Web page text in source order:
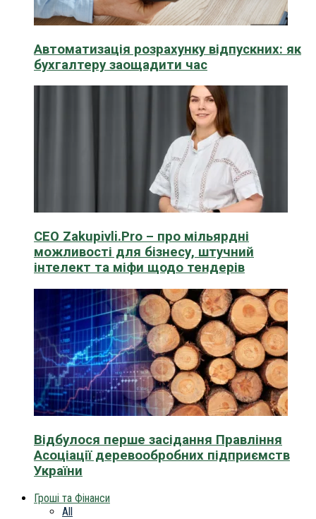
Автоматизація розрахунку відпускних: як
бухгалтеру заощадити час
CEO Zakupivli.Pro – про мільярдні
можливості для бізнесу, штучний
інтелект та міфи щодо тендерів
Відбулося перше засідання Правління
Асоціації деревообробних підприємств
України
Гроші та Фінанси
All